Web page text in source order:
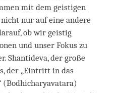
mit dem geistigen
nur auf eine andere
ob wir geistig
und unser Fokus zu
Shantideva, der große
der „Eintritt in das
(Bodhicharyavatara)